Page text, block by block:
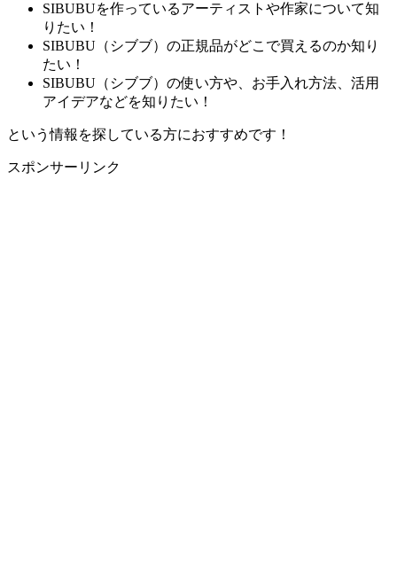
SIBUBUを作っているアーティストや作家について知
りたい！
SIBUBU（シブブ）の正規品がどこで買えるのか知り
たい！
SIBUBU（シブブ）の使い方や、お手入れ方法、活用
アイデアなどを知りたい！
という情報を探している方におすすめです！
スポンサーリンク